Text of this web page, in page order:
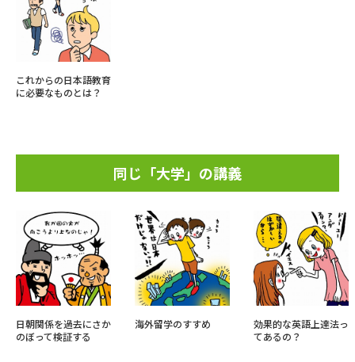
これからの日本語教育
に必要なものとは？
同じ「大学」の講義
日朝関係を過去にさか
のぼって検証する
海外留学のすすめ
効果的な英語上達法っ
てあるの？